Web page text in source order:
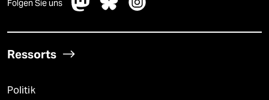
Folgen Sie uns
Ressorts
Politik